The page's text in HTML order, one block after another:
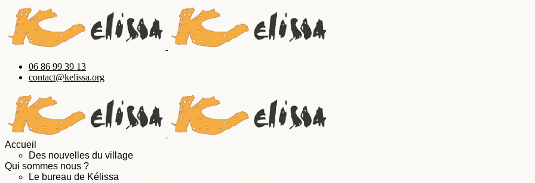
06 86 99 39 13
contact@kelissa.org
Accueil
Des nouvelles du village
Qui sommes nous ?
Le bureau de Kélissa